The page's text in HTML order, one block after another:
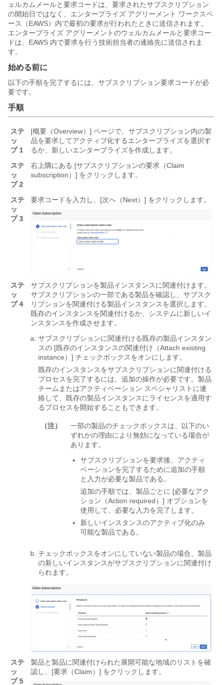
ェルカムメールと要求コードは、要求されたサブスクリプション
の開始日ではなく、エンタープライズ アグリーメント ワークスペ
ース（EAWS）内で最初の要求が行われたときに送信されます。
エンタープライズ アグリーメントのウェルカムメールと要求コー
ドは、EAWS 内で要求を行う技術担当者の連絡先に送信されま
す。
始める前に
以下の手順を完了するには、サブスクリプション要求コードが必
要です。
手順
ステ
ッ
プ 1
[概要（Overview）] ページで、サブスクリプション内の製
品を要求してアクティブ化するエンタープライズを選択す
るか、新しいエンタープライズを作成します。
ステ
ッ
プ 2
右上隅にある [サブスクリプションの要求（Claim
subscription）] をクリックします。
ステ
ッ
プ 3
要求コードを入力し、[次へ（Next）] をクリックします。
ステ
ッ
プ 4
サブスクリプションを製品インスタンスに関連付けます。
サブスクリプションの一部である製品を確認し、サブスク
リプションを関連付ける製品インスタンスを選択します。
既存のインスタンスを関連付けるか、システムに新しいイ
ンスタンスを作成させます。
サブスクリプションに関連付ける既存の製品インスタン
スの [既存のインスタンスの関連付け（Attach existing
instance）] チェックボックスをオンにします。
既存のインスタンスをサブスクリプションに関連付ける
プロセスを完了するには、追加の操作が必要です。製品
チームまたはアクティベーション スペシャリストに連
絡して、既存の製品インスタンスにライセンスを適用す
るプロセスを開始することもできます。
（注）
一部の製品のチェックボックスは、以下のい
ずれかの理由により無効になっている場合が
あります。
サブスクリプションを要求後、アクティ
ベーションを完了するために追加の手順
と入力が必要な製品である。
追加の手順では、製品ごとに [必要なアク
ション（Action required）] オプションを
使用して、必要な入力を完了します。
新しいインスタンスのアクティブ化のみ
可能な製品である。
チェックボックスをオンにしていない製品の場合、製品
の新しいインスタンスがサブスクリプションに関連付け
られます。
ステ
ッ
プ 5
製品と製品に関連付けられた展開可能な地域のリストを確
認し、[要求（Claim）] をクリックします。